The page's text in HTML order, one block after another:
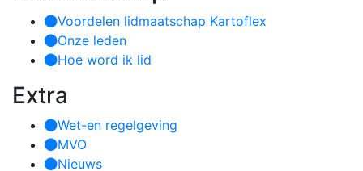
Voordelen lidmaatschap Kartoflex
Onze leden
Hoe word ik lid
Extra
Wet-en regelgeving
MVO
Nieuws